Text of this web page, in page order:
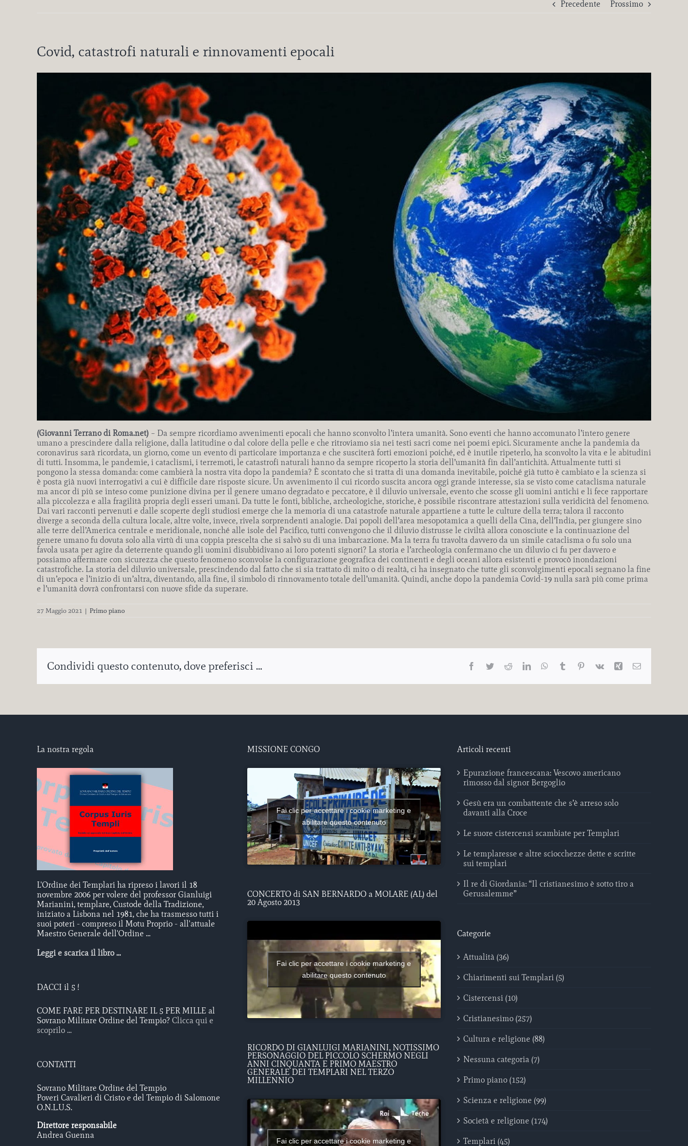
Precedente Prossimo
Covid, catastrofi naturali e rinnovamenti epocali
(Giovanni Terrano di Roma.net) – Da sempre ricordiamo avvenimenti epocali che hanno sconvolto l’intera umanità. Sono eventi che hanno accomunato l’intero genere
umano a prescindere dalla religione, dalla latitudine o dal colore della pelle e che ritroviamo sia nei testi sacri come nei poemi epici. Sicuramente anche la pandemia da
coronavirus sarà ricordata, un giorno, come un evento di particolare importanza e che susciterà forti emozioni poiché, ed è inutile ripeterlo, ha sconvolto la vita e le abitudini
di tutti. Insomma, le pandemie, i cataclismi, i terremoti, le catastrofi naturali hanno da sempre ricoperto la storia dell’umanità fin dall’antichità. Attualmente tutti si
pongono la stessa domanda: come cambierà la nostra vita dopo la pandemia? È scontato che si tratta di una domanda inevitabile, poiché già tutto è cambiato e la scienza si
è posta già nuovi interrogativi a cui è difficile dare risposte sicure. Un avvenimento il cui ricordo suscita ancora oggi grande interesse, sia se visto come cataclisma naturale
ma ancor di più se inteso come punizione divina per il genere umano degradato e peccatore, è il diluvio universale, evento che scosse gli uomini antichi e li fece rapportare
alla piccolezza e alla fragilità propria degli esseri umani. Da tutte le fonti, bibliche, archeologiche, storiche, è possibile riscontrare attestazioni sulla veridicità del fenomeno.
Dai vari racconti pervenuti e dalle scoperte degli studiosi emerge che la memoria di una catastrofe naturale appartiene a tutte le culture della terra; talora il racconto
diverge a seconda della cultura locale, altre volte, invece, rivela sorprendenti analogie. Dai popoli dell’area mesopotamica a quelli della Cina, dell’India, per giungere sino
alle terre dell’America centrale e meridionale, nonché alle isole del Pacifico, tutti convengono che il diluvio distrusse le civiltà allora conosciute e la continuazione del
genere umano fu dovuta solo alla virtù di una coppia prescelta che si salvò su di una imbarcazione. Ma la terra fu travolta davvero da un simile cataclisma o fu solo una
favola usata per agire da deterrente quando gli uomini disubbidivano ai loro potenti signori? La storia e l’archeologia confermano che un diluvio ci fu per davvero e
possiamo affermare con sicurezza che questo fenomeno sconvolse la configurazione geografica dei continenti e degli oceani allora esistenti e provocò inondazioni
catastrofiche. La storia del diluvio universale, prescindendo dal fatto che si sia trattato di mito o di realtà, ci ha insegnato che tutte gli sconvolgimenti epocali segnano la fine
di un’epoca e l’inizio di un’altra, diventando, alla fine, il simbolo di rinnovamento totale dell’umanità. Quindi, anche dopo la pandemia Covid-19 nulla sarà più come prima
e l’umanità dovrà confrontarsi con nuove sfide da superare.
27 Maggio 2021 | Primo piano
Condividi questo contenuto, dove preferisci ... Facebook
TwitterRedditLinkedInWhatsApp
Tumblr Pinterest
Vk Xing Email
La nostra regola
L'Ordine dei Templari ha ripreso i lavori il 18
novembre 2006 per volere del professor Gianluigi
Marianini, templare, Custode della Tradizione,
iniziato a Lisbona nel 1981, che ha trasmesso tutti i
suoi poteri - compreso il Motu Proprio - all'attuale
Maestro Generale dell'Ordine ...
Leggi e scarica il libro ...
DACCI il 5 !
COME FARE PER DESTINARE IL 5 PER MILLE al
Sovrano Militare Ordine del Tempio? Clicca qui e
scoprilo ...
CONTATTI
Sovrano Militare Ordine del Tempio
Poveri Cavalieri di Cristo e del Tempio di Salomone
O.N.L.U.S.
Direttore responsabile
Andrea Guenna
MISSIONE CONGO
Fai clic per accettare i cookie marketing e
abilitare questo contenuto
CONCERTO di SAN BERNARDO a MOLARE (AL) del
20 Agosto 2013
Fai clic per accettare i cookie marketing e
abilitare questo contenuto
RICORDO DI GIANLUIGI MARIANINI, NOTISSIMO
PERSONAGGIO DEL PICCOLO SCHERMO NEGLI
ANNI CINQUANTA E PRIMO MAESTRO
GENERALE DEI TEMPLARI NEL TERZO
MILLENNIO
Fai clic per accettare i cookie marketing e
Articoli recenti
Epurazione francescana: Vescovo americano
rimosso dal signor Bergoglio
Gesù era un combattente che s’è arreso solo
davanti alla Croce
Le suore cistercensi scambiate per Templari
Le templaresse e altre sciocchezze dette e scritte
sui templari
Il re di Giordania: “Il cristianesimo è sotto tiro a
Gerusalemme”
Categorie
Attualità (36)
Chiarimenti sui Templari (5)
Cistercensi (10)
Cristianesimo (257)
Cultura e religione (88)
Nessuna categoria (7)
Primo piano (152)
Scienza e religione (99)
Società e religione (174)
Templari (45)